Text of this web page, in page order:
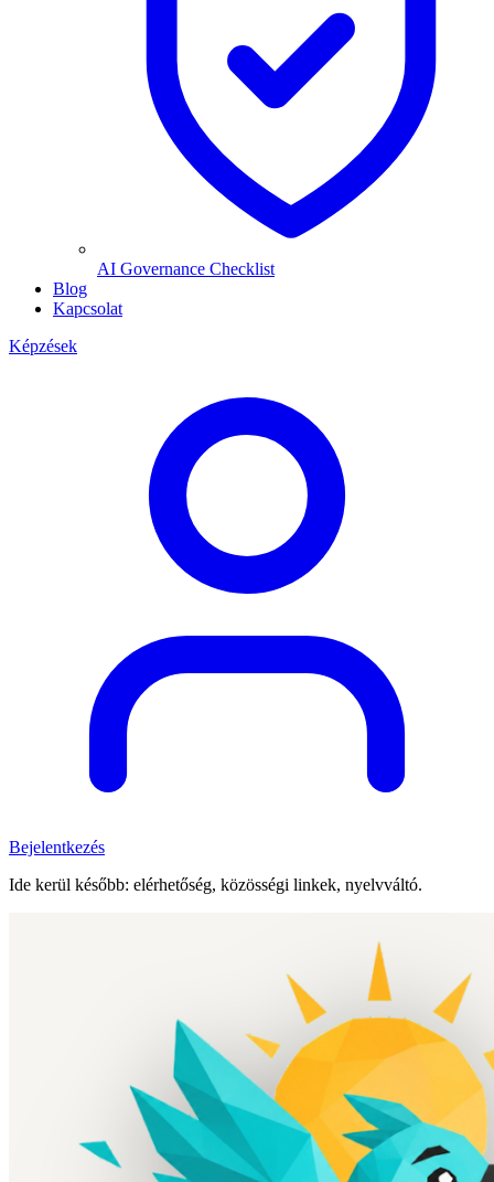
AI Governance Checklist
Blog
Kapcsolat
Képzések
Bejelentkezés
Ide kerül később: elérhetőség, közösségi linkek, nyelvváltó.